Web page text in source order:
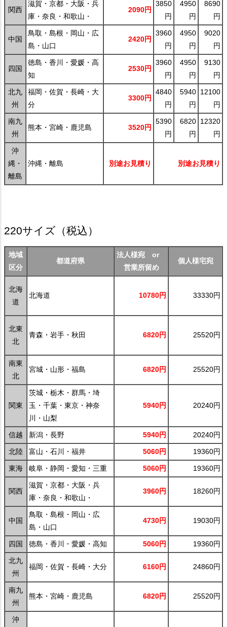
関西
滋賀・京都・大阪・兵
庫・奈良・和歌山・
2090円
3850
円
4950
円
8690
円
中国
鳥取・島根・岡山・広
島・山口
2420円
3960
円
4950
円
9020
円
四国
徳島・香川・愛媛・高
知
2530円
3960
円
4950
円
9130
円
北九
州
福岡・佐賀・長崎・大
分
3300円
4840
円
5940
円
12100
円
南九
州
熊本・宮崎・鹿児島 3520円
5390
円
6820
円
12320
円
沖
縄・
離島
沖縄・離島 別途お見積り 別途お見積り
220サイズ （税込）
地域
区分
都道府県
法人様宛 or
営業所留め
個人様宅宛
北海
道
北海道 10780円 33330円
北東
北
青森・岩手・秋田 6820円 25520円
南東
北
宮城・山形・福島 6820円 25520円
関東
茨城・栃木・群馬・埼
玉・千葉・東京・神奈
川・山梨
5940円 20240円
信越 新潟・長野 5940円 20240円
北陸 富山・石川・福井 5060円 19360円
東海 岐阜・静岡・愛知・三重 5060円 19360円
関西
滋賀・京都・大阪・兵
庫・奈良・和歌山・
3960円 18260円
中国
鳥取・島根・岡山・広
島・山口
4730円 19030円
四国 徳島・香川・愛媛・高知 5060円 19360円
北九
州
福岡・佐賀・長崎・大分 6160円 24860円
南九
州
熊本・宮崎・鹿児島 6820円 25520円
沖